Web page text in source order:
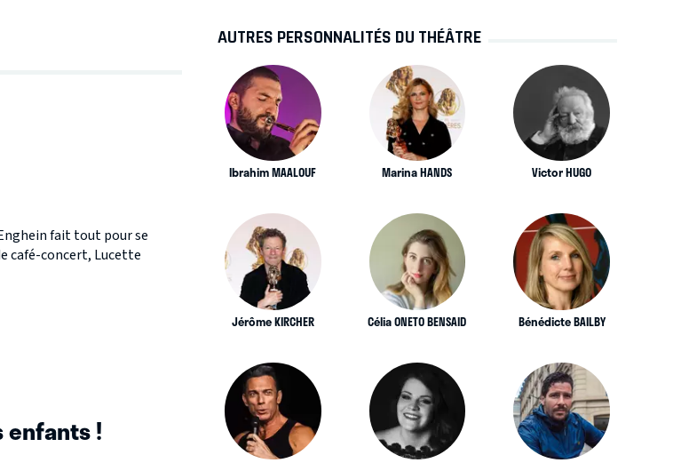
fait tout pour se
café-concert, Lucette
enfants !
AUTRES PERSONNALITÉS DU THÉÂTRE
Ibrahim MAALOUF Marina HANDS Victor HUGO
Jérôme KIRCHER Célia ONETO BENSAID Bénédicte BAILBY